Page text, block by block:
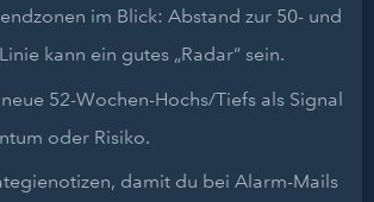
im Blick: Abstand zur 50- und
kann ein gutes „Radar“ sein.
52-Wochen-Hochs/Tiefs als Signal
oder Risiko.
damit du bei Alarm-Mails